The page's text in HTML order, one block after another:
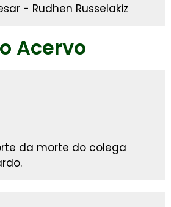
- Rudhen Russelakiz
Acervo
da morte do colega